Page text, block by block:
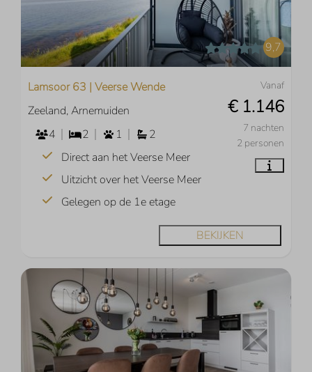
9,7
Vanaf
€ 1.146
7 nachten
2 personen
Lamsoor 63 | Veerse Wende
Zeeland, Arnemuiden
4
2 1
2
Direct aan het Veerse Meer
Uitzicht over het Veerse Meer
Gelegen op de 1e etage
BEKIJKEN